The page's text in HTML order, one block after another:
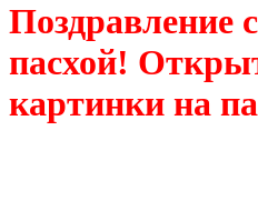
Поздравление
пасхой!
картинки на